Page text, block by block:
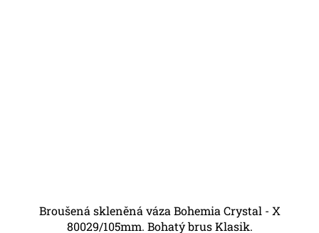
Broušená skleněná váza Bohemia Crystal - X
80029/105mm. Bohatý brus Klasik.